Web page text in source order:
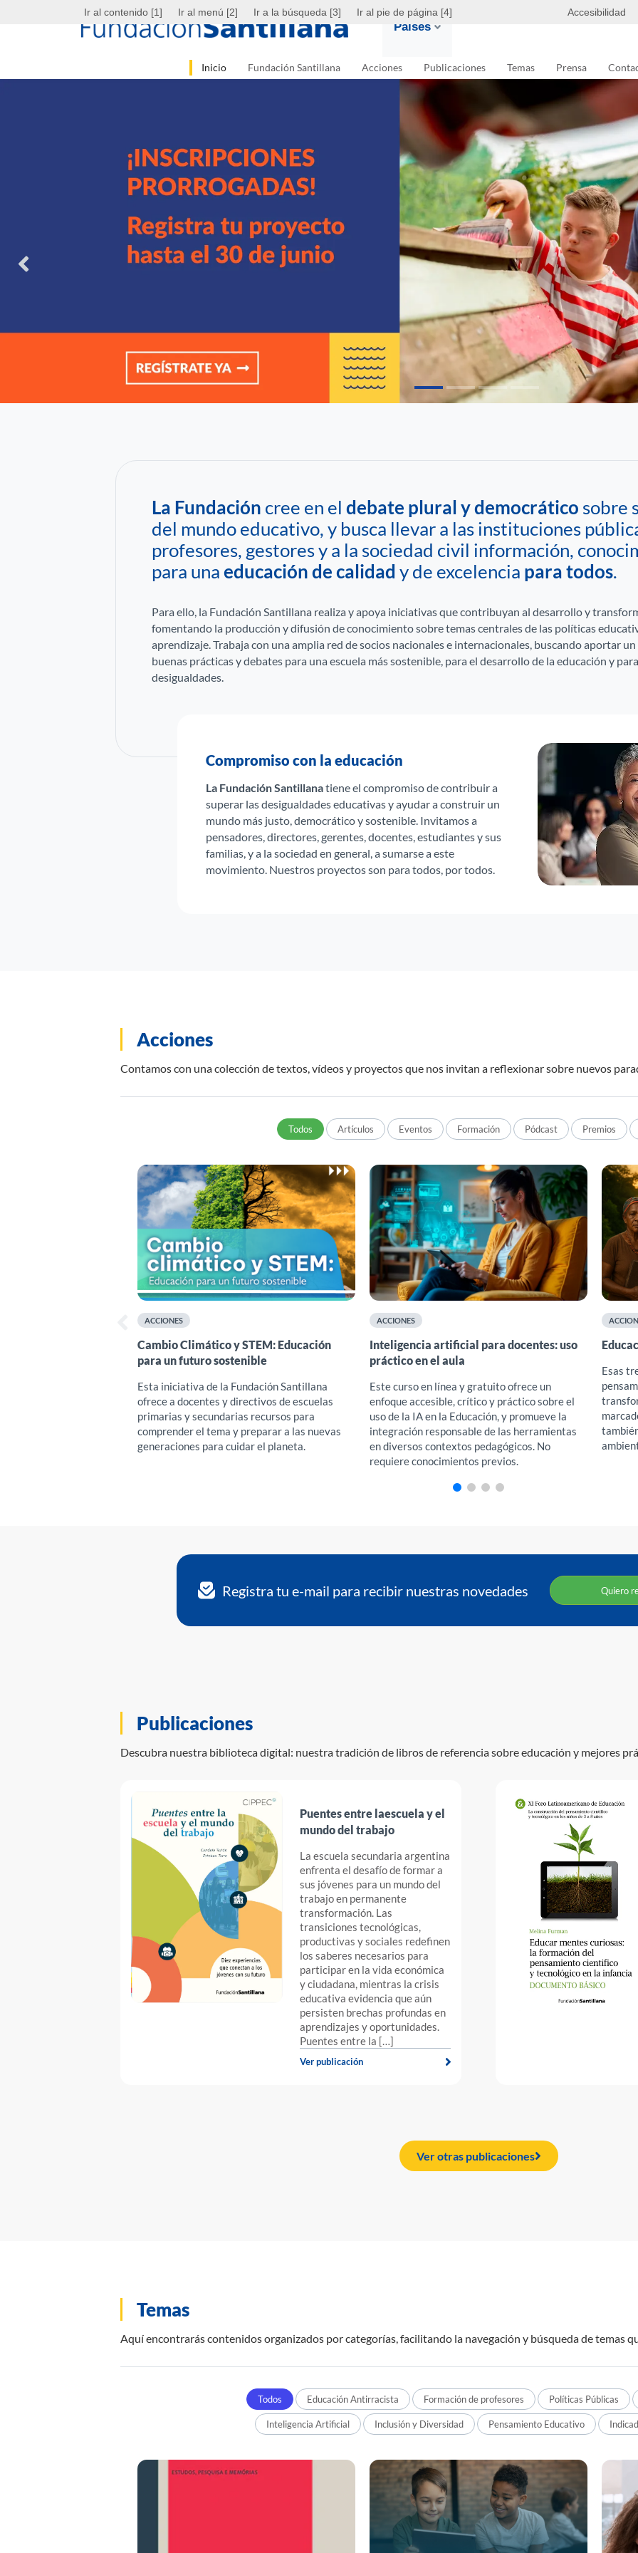
Ir al contenido [1] Ir al menú [2] Ir a la búsqueda [3] Ir al pie de página [4] Accesibilidad
Países
Inicio Fundación Santillana Acciones Publicaciones Temas Prensa
La Fundación cree en el debate plural y democrático sobre
del mundo educativo, y busca llevar a las instituciones
profesores, gestores y a la sociedad civil información,
para unaeducación de calidad y de excelencia para todos.
Para ello, la Fundación Santillana realiza y apoya iniciativas que contribuyan al desarrollo y
fomentando la producción y difusión de conocimiento sobre temas centrales de las políticas
aprendizaje. Trabaja con una amplia red de socios nacionales e internacionales, buscando aportar
buenas prácticas y debates para una escuela más sostenible, para el desarrollo de la educación y
desigualdades.
Compromiso con la educación
La Fundación Santillanatiene el compromiso de contribuir a
superar las desigualdades educativas y ayudar a construir un
mundo más justo, democrático y sostenible. Invitamos a
pensadores, directores, gerentes, docentes, estudiantes y sus
familias, y a la sociedad en general, a sumarse a este
movimiento. Nuestros proyectos son para todos, por todos.
Acciones
Contamos con una colección de textos, vídeos y proyectos que nos invitan a reflexionar sobre nuevos
Todos Artículos Eventos Formación Pódcast Premios
ACCIONES
Cambio Climático y STEM: Educación
para un futuro sostenible
Esta iniciativa de la Fundación Santillana
ofrece a docentes y directivos de escuelas
primarias y secundarias recursos para
comprender el tema y preparar a las nuevas
generaciones para cuidar el planeta.
ACCIONES
Inteligencia artificial para docentes: uso
práctico en el aula
Este curso en línea y gratuito ofrece un
enfoque accesible, crítico y práctico sobre el
uso de la IA en la Educación, y promueve la
integración responsable de las herramientas
en diversos contextos pedagógicos. No
requiere conocimientos previos.
Esas
Registra tu e-mail para recibir nuestras novedades Quiero
Publicaciones
Descubra nuestra biblioteca digital: nuestra tradición de libros de referencia sobre educación y mejores
Puentes entre laescuela y el
mundo del trabajo
La escuela secundaria argentina
enfrenta el desafío de formar a
sus jóvenes para un mundo del
trabajo en permanente
transformación. Las
transiciones tecnológicas,
productivas y sociales redefinen
los saberes necesarios para
participar en la vida económica
y ciudadana, mientras la crisis
educativa evidencia que aún
persisten brechas profundas en
aprendizajes y oportunidades.
Puentes entre la […]
Ver publicación
Ver otras publicaciones
Temas
Aquí encontrarás contenidos organizados por categorías, facilitando la navegación y búsqueda de temas
Todos Educación Antirracista Formación de profesores Políticas Públicas
Inteligencia Artificial Inclusión y Diversidad Pensamiento Educativo